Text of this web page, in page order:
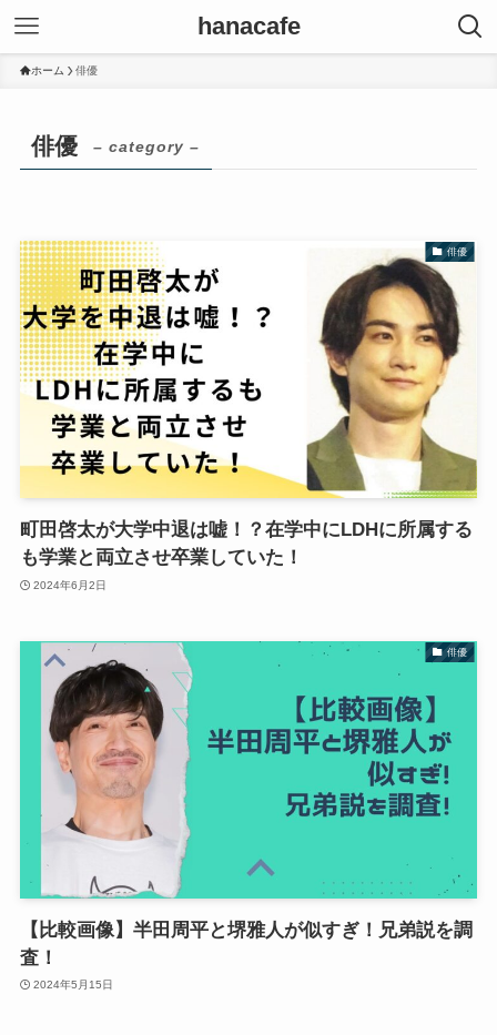
hanacafe
ホーム 俳優
俳優 – category –
俳優
町田啓太が大学中退は嘘！？在学中にLDHに所属する
も学業と両立させ卒業していた！
2024年6月2日
俳優
【比較画像】半田周平と堺雅人が似すぎ！兄弟説を調
査！
2024年5月15日